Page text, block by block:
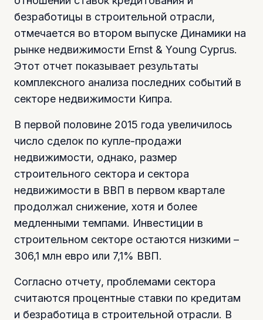
безработицы в строительной отрасли,
отмечается во втором выпуске Динамики на
рынке недвижимости Ernst & Young Cyprus.
Этот отчет показывает результаты
комплексного анализа последних событий в
секторе недвижимости Кипра.
В первой половине 2015 года увеличилось
число сделок по купле-продажи
недвижимости, однако, размер
строительного сектора и сектора
недвижимости в ВВП в первом квартале
продолжал снижение, хотя и более
медленными темпами. Инвестиции в
строительном секторе остаются низкими –
306,1 млн евро или 7,1% ВВП.
Согласно отчету, проблемами сектора
считаются процентные ставки по кредитам
и безработица в строительной отрасли. В